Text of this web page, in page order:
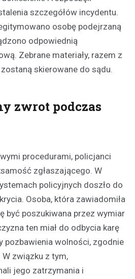
szczegółów incydentu.
osobę podejrzaną
odpowiednią
Zebrane materiały, razem z
skierowane do sądu.
zwrot podczas
procedurami, policjanci
zgłaszającego. W
policyjnych doszło do
Osoba, która zawiadomiła
być poszukiwana przez wymiar
ten miał do odbycia karę
pozbawienia wolności, zgodnie
związku z tym,
jego zatrzymania i